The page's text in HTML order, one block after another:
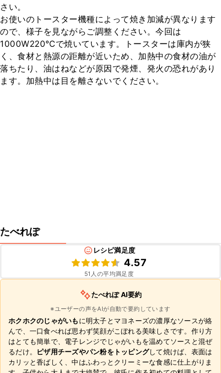
さい。
お使いのトースター機種によって焼き加減が異なります
ので、様子を見ながらご調整ください。今回は
1000W220℃で焼いています。トースターは庫内が狭
く、食材と熱源の距離が近いため、加熱中の食材の油が
落ちたり、油はねなどが原因で発煙、発火の恐れがあり
ます。加熱中は目を離さないでください。
たべれぽ
レシピ満足度
4.57
51 人の平均満足度
たべれぽ AI要約
※ユーザーの声をAIが自動で要約しています
ホクホクのじゃがいもに明太子とマヨネーズの濃厚なソースが絡
んで、一口食べれば思わず笑顔がこぼれる美味しさです。作り方
はとても簡単で、電子レンジでじゃがいもを温めてソースと混ぜ
るだけ。
ピザ用チーズやパン粉をトッピングして焼けば、表面は
カリッと香ばしく、中はふわっとクリーミーな食感に仕上がりま